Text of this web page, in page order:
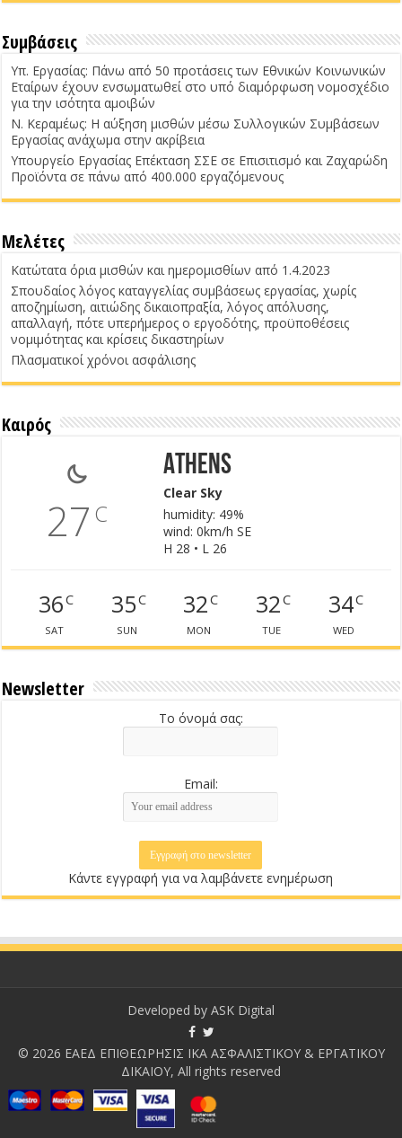
Συμβάσεις
Υπ. Εργασίας: Πάνω από 50 προτάσεις των Εθνικών Κοινωνικών
Εταίρων έχουν ενσωματωθεί στο υπό διαμόρφωση νομοσχέδιο
για την ισότητα αμοιβών
Ν. Κεραμέως: Η αύξηση μισθών μέσω Συλλογικών Συμβάσεων
Εργασίας ανάχωμα στην ακρίβεια
Υπουργείο Εργασίας Επέκταση ΣΣΕ σε Επισιτισμό και Ζαχαρώδη
Προϊόντα σε πάνω από 400.000 εργαζόμενους
Μελέτες
Κατώτατα όρια μισθών και ημερομισθίων από 1.4.2023
Σπουδαίος λόγος καταγγελίας συμβάσεως εργασίας, χωρίς
αποζημίωση, αιτιώδης δικαιοπραξία, λόγος απόλυσης,
απαλλαγή, πότε υπερήμερος ο εργοδότης, προϋποθέσεις
νομιμότητας και κρίσεις δικαστηρίων
Πλασματικοί χρόνοι ασφάλισης
Καιρός
27 C
Athens
Clear Sky
humidity: 49%
wind: 0km/h SE
H 28 • L 26
36C
SAT
35C
SUN
32C
MON
32C
TUE
34C
WED
Newsletter
Το όνομά σας:
Email:
Κάντε εγγραφή για να λαμβάνετε ενημέρωση
Developed by ASK Digital
© 2026 ΕΑΕΔ ΕΠΙΘΕΩΡΗΣΙΣ ΙΚΑ ΑΣΦΑΛΙΣΤΙΚΟΥ & ΕΡΓΑΤΙΚΟΥ
ΔΙΚΑΙΟΥ, All rights reserved